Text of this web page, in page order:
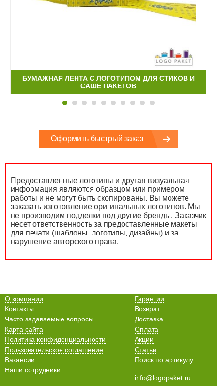
БУМАЖНАЯ ЛЕНТА С ЛОГОТИПОМ ДЛЯ СТИКОВ И
САШЕ ПАКЕТОВ
Оформить быстрый заказ
Предоставленные логотипы и другая визуальная
информация являются образцом или примером
работы и не могут быть скопированы. Вы можете
заказать изготовление оригинальных логотипов. Мы
не производим подделки под другие бренды. Заказчик
несет ответственность за предоставленные макеты
для печати (шаблоны, логотипы, дизайны) и за
нарушение авторского права.
Гарантии
Возврат
Доставка
Оплата
Акции
Статьи
Поиск по артикулу
info@logopaket.ru
О компании
Контакты
Часто задаваемые вопросы
Карта сайта
Политика конфиденциальности
Пользовательское соглашение
Вакансии
Наши сотрудники